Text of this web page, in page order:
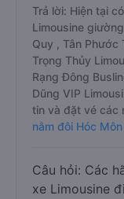
Trả lời: Hiện tại
Limousine
Quy , Tân Phước
Trọng Thủy
Rạng Đông
Dũng VIP
tin và đặt vé các
nằm đôi Hóc
Câu hỏi: Các
xe Limousine